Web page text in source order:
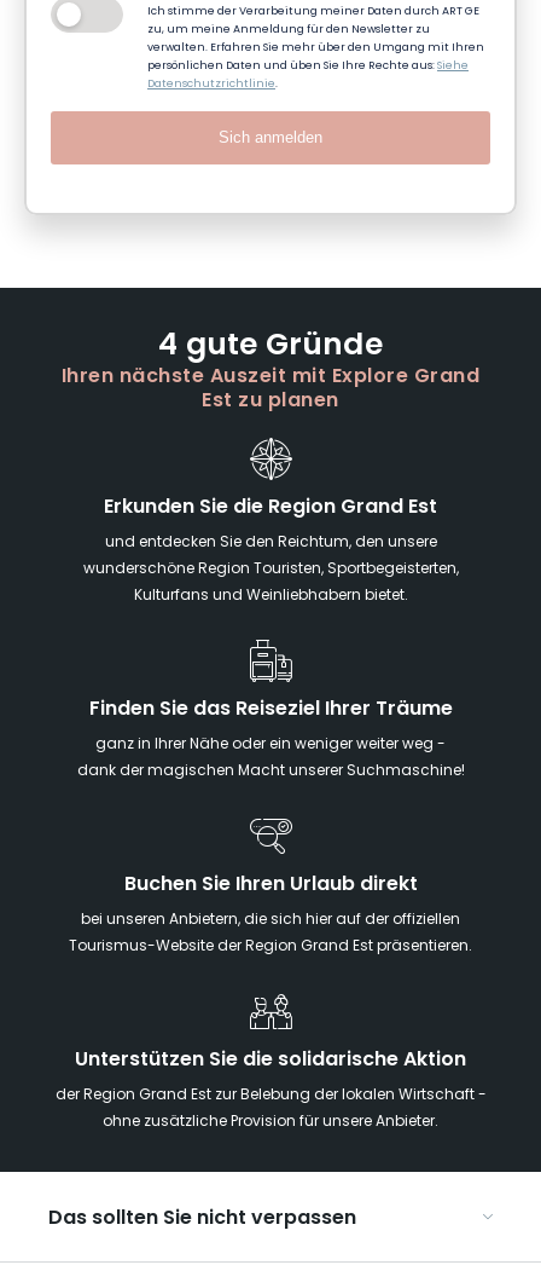
Ich stimme der Verarbeitung meiner Daten durch ART GE
zu, um meine Anmeldung für den Newsletter zu
verwalten. Erfahren Sie mehr über den Umgang mit Ihren
persönlichen Daten und üben Sie Ihre Rechte aus:Siehe
Datenschutzrichtlinie.
Sich anmelden
4 gute Gründe
Ihren nächste Auszeit mit Explore Grand
Est zu planen
Erkunden Sie die Region Grand Est
und entdecken Sie den Reichtum, den unsere
wunderschöne Region Touristen, Sportbegeisterten,
Kulturfans und Weinliebhabern bietet.
Finden Sie das Reiseziel Ihrer Träume
ganz in Ihrer Nähe oder ein weniger weiter weg -
dank der magischen Macht unserer Suchmaschine!
Buchen Sie Ihren Urlaub direkt
bei unseren Anbietern, die sich hier auf der offiziellen
Tourismus-Website der Region Grand Est präsentieren.
Unterstützen Sie die solidarische Aktion
der Region Grand Est zur Belebung der lokalen Wirtschaft -
ohne zusätzliche Provision für unsere Anbieter.
Das sollten Sie nicht verpassen